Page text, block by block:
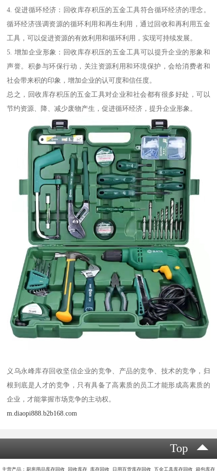
4. 促进循环经济：回收库存积压的五金工具符合循环经济的理念。
循环经济强调资源的循环利用和再生利用，通过回收和再利用五金
工具，可以促进资源的有效利用和循环利用，实现可持续发展。
5. 增加企业形象：回收库存积压的五金工具可以提升企业的形象和
声誉。积参与环保行动，关注资源利用和环境保护，会给消费者和
社会带来积的印象，增加企业的认可度和信任度。
总之，回收库存积压的五金工具对企业和社会都有很多好处，可以
节约资源、降、减少废物产生，促进循环经济，提升企业形象。
义乌永峰库存回收坚信企业的竞争、产品的竞争、技术的竞争，归
根到底是人才的竞争，只有具备了高素质的员工才能形成高素质的
企业，才能掌握市场竞争的主动权。
m.diaopi888.b2b168.com
Top
主营产品：厨房用品库存回收 回收库存 库存回收 日用百货库存回收 五金工具库存回收 箱包库存